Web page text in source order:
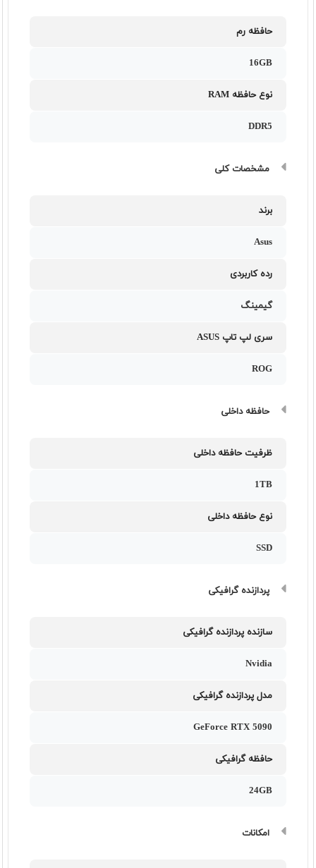
حافظه رم
16GB
نوع حافظه RAM
DDR5
مشخصات کلی
برند
Asus
رده کاربردی
گیمینگ
سری لپ تاپ ASUS
ROG
حافظه داخلی
ظرفیت حافظه داخلی
1TB
نوع حافظه داخلی
SSD
پردازنده گرافیکی
سازنده پردازنده گرافیکی
Nvidia
مدل پردازنده گرافیکی
GeForce RTX 5090
حافظه گرافیکی
24GB
امکانات